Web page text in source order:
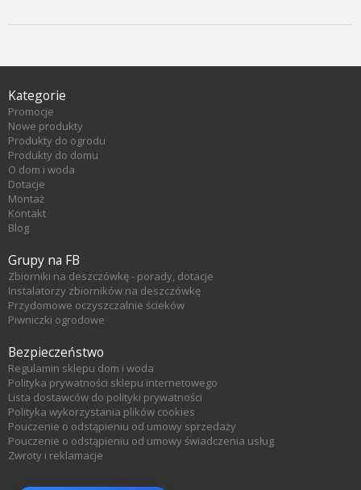
Kategorie
Promocje
Nowe produkty
Produkty do ogrodu
Produkty do domu
O dom i woda
Dotacje
Montaż
Kontakt
Blog
Grupy na FB
Zbiorniki na deszczówkę - porady, dotacje
Instalatorzy zbiorników na deszczówkę
Przydomowe oczyszczalnie ścieków
Piwniczki ogrodowe
Bezpieczeństwo
Regulamin sklepu dom i woda
Polityka prywatności sklepu internetowego
Lista dostawców do polityki prywatności
Polityka wykorzystania plików cookies
Pouczenie o odstąpieniu od umowy sprzedaży
Pouczenie o odstąpieniu od umowy świadczenia usług
Zwroty i reklamacje